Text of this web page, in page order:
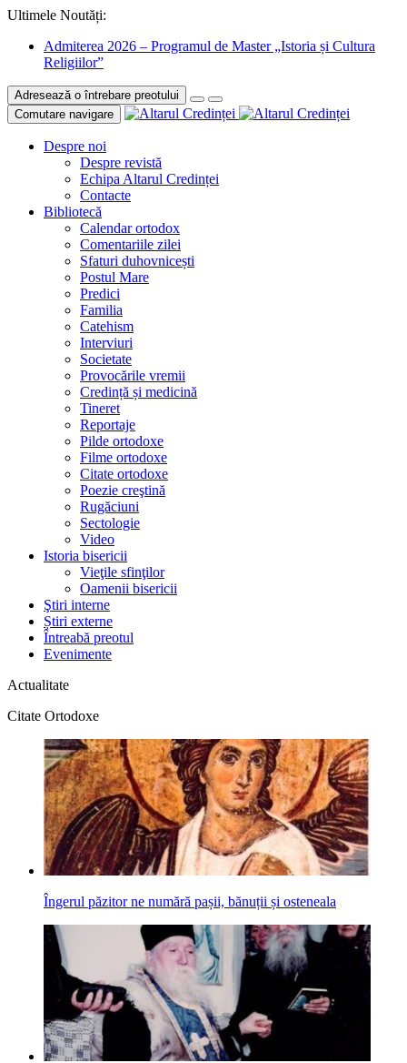
Ultimele Noutăți:
Admiterea 2026 – Programul de Master „Istoria și Cultura
Religiilor”
Adresează o întrebare preotului
Comutare navigare
Despre noi
Despre revistă
Echipa Altarul Credinței
Contacte
Bibliotecă
Calendar ortodox
Comentariile zilei
Sfaturi duhovnicești
Postul Mare
Predici
Familia
Catehism
Interviuri
Societate
Provocările vremii
Credință și medicină
Tineret
Reportaje
Pilde ortodoxe
Filme ortodoxe
Citate ortodoxe
Poezie creştină
Rugăciuni
Sectologie
Video
Istoria bisericii
Vieţile sfinţilor
Oamenii bisericii
Ştiri interne
Știri externe
Întreabă preotul
Evenimente
Actualitate
Citate Ortodoxe
Îngerul păzitor ne numără pașii, bănuții și osteneala